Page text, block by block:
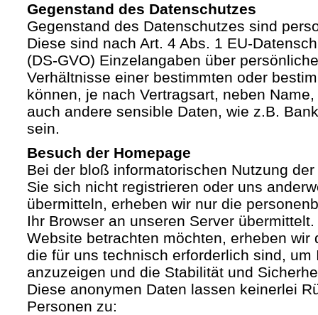
Gegenstand des Datenschutzes
Gegenstand des Datenschutzes sind
Diese sind nach Art. 4 Abs. 1 EU-
(DS-GVO) Einzelangaben über
Verhältnisse einer bestimmten oder
können, je nach Vertragsart, neben
auch andere sensible Daten, wie z.B.
sein.
Besuch der Homepage
Bei der bloß informatorischen Nutzung
Sie sich nicht registrieren oder uns
übermitteln, erheben wir nur die
Ihr Browser an unseren Server
Website betrachten möchten, erheben wir
die für uns technisch erforderlich sind, um
anzuzeigen und die Stabilität und
Diese anonymen Daten lassen keinerlei
Personen zu: